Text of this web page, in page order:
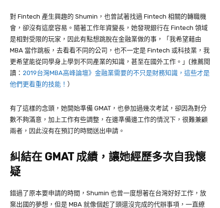
對 Fintech 產生興趣的 Shumin，也曾試著找過 Fintech 相關的轉職機
會，卻沒有這麼容易。隨著工作年資變長，她發現銀行在 Fintech 領域
是相對受限的玩家，因此有點想跳脫在金融業做的事，「我希望藉由
MBA 當作跳板，去看看不同的公司，也不一定是 Fintech 或科技業，我
更希望能從同學身上學到不同產業的知識，甚至在國外工作。」(推薦閱
讀： 2019台灣MBA高峰論壇》金融業需要的不只是財務知識，這些才是
他們更看重的技能！ ）
有了這樣的念頭，她開始準備 GMAT，也參加過幾次考試，卻因為對分
數不夠滿意，加上工作有些調整，在邊準備邊工作的情況下，很難兼顧
兩者，因此沒有在預訂的時間送出申請。
糾結在 GMAT 成績，讓她經歷多次自我懷
疑
錯過了原本要申請的時間，Shumin 也曾一度想著在台灣好好工作，放
棄出國的夢想，但是 MBA 就像個起了頭還沒完成的代辦事項，一直繚